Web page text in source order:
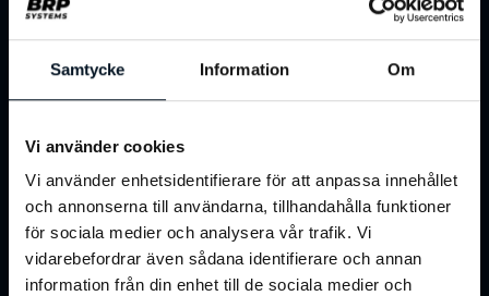
Samtycke Information Om
Vi använder cookies
Vi använder enhetsidentifierare för att anpassa innehållet
och annonserna till användarna, tillhandahålla funktioner
för sociala medier och analysera vår trafik. Vi
vidarebefordrar även sådana identifierare och annan
information från din enhet till de sociala medier och
Interaktiiviset haasteet ja kilpailut
Palkitsemisjärjestelmän integrointi